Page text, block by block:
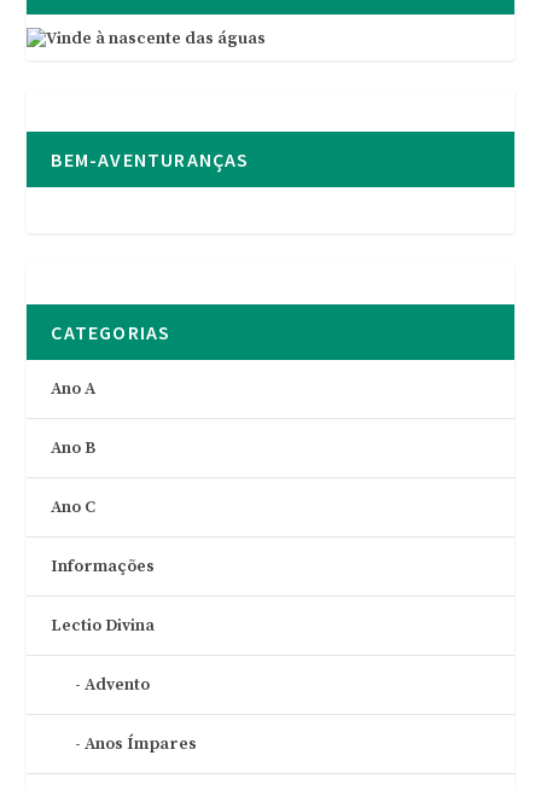
BEM-AVENTURANÇAS
CATEGORIAS
Ano A
Ano B
Ano C
Informações
Lectio Divina
Advento
Anos Ímpares